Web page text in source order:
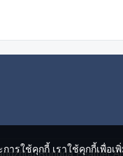
Rongda Feather
ารใช้คุกกี้ เราใช้คุกกี้เพื่อเ